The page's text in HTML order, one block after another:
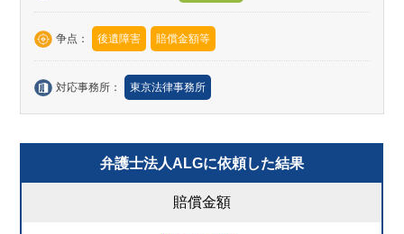
争点： 後遺障害 賠償金額等
対応事務所： 東京法律事務所
弁護士法人ALGに依頼した結果
賠償金額